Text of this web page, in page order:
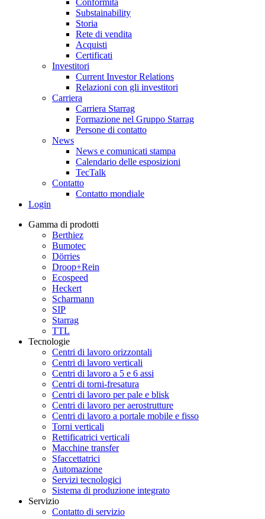
Conformità
Substainability
Storia
Rete di vendita
Acquisti
Certificati
Investitori
Current Investor Relations
Relazioni con gli investitori
Carriera
Carriera Starrag
Formazione nel Gruppo Starrag
Persone di contatto
News
News e comunicati stampa
Calendario delle esposizioni
TecTalk
Contatto
Contatto mondiale
Login
Gamma di prodotti
Berthiez
Bumotec
Dörries
Droop+Rein
Ecospeed
Heckert
Scharmann
SIP
Starrag
TTL
Tecnologie
Centri di lavoro orizzontali
Centri di lavoro verticali
Centri di lavoro a 5 e 6 assi
Centri di torni-fresatura
Centri di lavoro per pale e blisk
Centri di lavoro per aerostrutture
Centri di lavoro a portale mobile e fisso
Torni verticali
Rettificatrici verticali
Macchine transfer
Sfaccettatrici
Automazione
Servizi tecnologici
Sistema di produzione integrato
Servizio
Contatto di servizio